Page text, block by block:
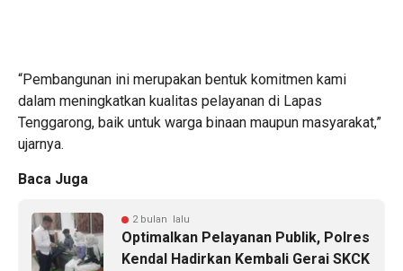
“Pembangunan ini merupakan bentuk komitmen kami
dalam meningkatkan kualitas pelayanan di Lapas
Tenggarong, baik untuk warga binaan maupun masyarakat,”
ujarnya.
Baca Juga
2 bulan lalu
Optimalkan Pelayanan Publik, Polres
Kendal Hadirkan Kembali Gerai SKCK